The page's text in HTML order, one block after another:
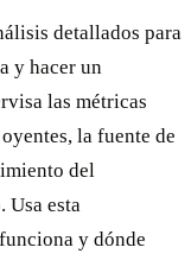
detallados para
y hacer un
las métricas
la fuente de
del
esta
y dónde